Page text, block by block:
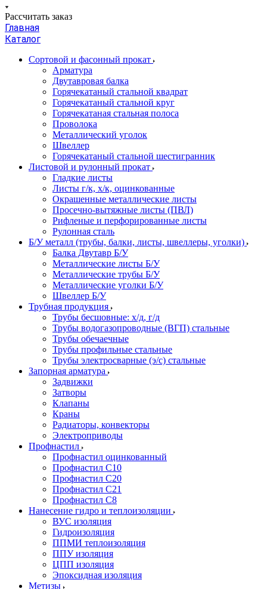
Рассчитать заказ
Главная
Каталог
Сортовой и фасонный прокат
Арматура
Двутавровая балка
Горячекатаный стальной квадрат
Горячекатаный стальной круг
Горячекатаная стальная полоса
Проволока
Металлический уголок
Швеллер
Горячекатаный стальной шестигранник
Листовой и рулонный прокат
Гладкие листы
Листы г/к, х/к, оцинкованные
Окрашенные металлические листы
Просечно-вытяжные листы (ПВЛ)
Рифленые и перфорированные листы
Рулонная сталь
Б/У металл (трубы, балки, листы, швеллеры, уголки)
Балка Двутавр Б/У
Металлические листы Б/У
Металлические трубы Б/У
Металлические уголки Б/У
Швеллер Б/У
Трубная продукция
Трубы бесшовные: х/д, г/д
Трубы водогазопроводные (ВГП) стальные
Трубы обечаечные
Трубы профильные стальные
Трубы электросварные (э/с) стальные
Запорная арматура
Задвижки
Затворы
Клапаны
Краны
Радиаторы, конвекторы
Электроприводы
Профнастил
Профнастил оцинкованный
Профнастил С10
Профнастил С20
Профнастил С21
Профнастил С8
Нанесение гидро и теплоизоляции
ВУС изоляция
Гидроизоляция
ППМИ теплоизоляция
ППУ изоляция
ЦПП изоляция
Эпоксидная изоляция
Метизы